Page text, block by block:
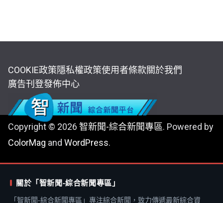
COOKIE政策隱私權政策使用者條款關於我們
廣告刊登發佈中心
Copyright © 2026 智新聞-綜合新聞專區. Powered by
ColorMag and WordPress.
關於「智新聞-綜合新聞專區」
「智新聞-綜合新聞專區」專注綜合新聞，致力傳遞最新綜合資